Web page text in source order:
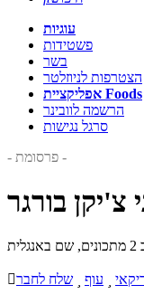
עוגיות
פשטידות
בשר
הצטרפות לניוזלטר
אפליקציית Foods
הרשמה לוובינר
סרגל נגישות
- פרסומת -
צ'יקן בורגר
שלח לחבר עוף